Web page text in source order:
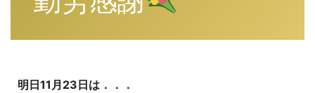
明日11月23日は．．．